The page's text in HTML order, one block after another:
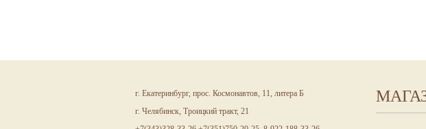
г. Екатеринбург, прос. Космонавтов, 11, литера Б
г. Челябинск, Троицкий тракт, 21